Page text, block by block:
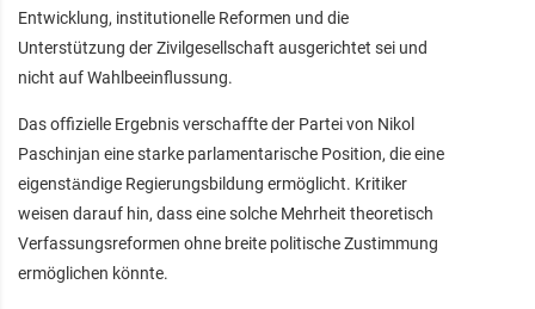
Entwicklung, institutionelle Reformen und die
Unterstützung der Zivilgesellschaft ausgerichtet sei und
nicht auf Wahlbeeinflussung.
Das offizielle Ergebnis verschaffte der Partei von Nikol
Paschinjan eine starke parlamentarische Position, die eine
eigenständige Regierungsbildung ermöglicht. Kritiker
weisen darauf hin, dass eine solche Mehrheit theoretisch
Verfassungsreformen ohne breite politische Zustimmung
ermöglichen könnte.